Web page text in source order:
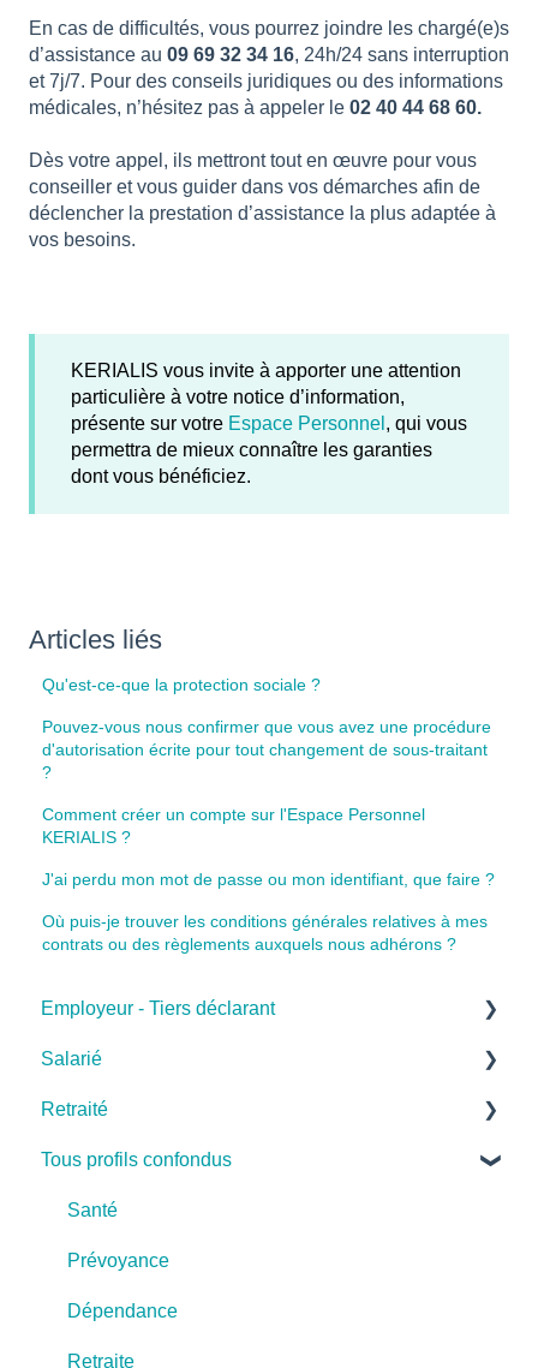
En cas de difficultés, vous pourrez joindre les chargé(e)s
d’assistance au 09 69 32 34 16, 24h/24 sans interruption
et 7j/7. Pour des conseils juridiques ou des informations
médicales, n’hésitez pas à appeler le 02 40 44 68 60.
Dès votre appel, ils mettront tout en œuvre pour vous
conseiller et vous guider dans vos démarches afin de
déclencher la prestation d’assistance la plus adaptée à
vos besoins.
KERIALIS vous invite à apporter une attention
particulière à votre notice d’information,
présente sur votre Espace Personnel , qui vous
permettra de mieux connaître les garanties
dont vous bénéficiez.
Articles liés
Qu'est-ce-que la protection sociale ?
Pouvez-vous nous confirmer que vous avez une procédure
d'autorisation écrite pour tout changement de sous-traitant
?
Comment créer un compte sur l'Espace Personnel
KERIALIS ?
J'ai perdu mon mot de passe ou mon identifiant, que faire ?
Où puis-je trouver les conditions générales relatives à mes
contrats ou des règlements auxquels nous adhérons ?
Employeur - Tiers déclarant
Cas pratiques
Base de connaissances
FAQ
Retraite
Salarié
Cas pratiques
Base de connaissances
FAQ
Retraité
Cas pratiques
Base de connaissances
FAQ
Tous profils confondus
Santé
Prévoyance
Dépendance
Retraite